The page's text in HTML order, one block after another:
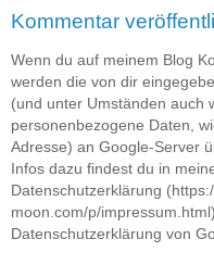
Kommentar
Wenn du auf meinem Blog
werden die von dir
(und unter Umständen auch
personenbezogene Daten,
Adresse) an Google-Server
Infos dazu findest du in
Datenschutzerklärung
moon.com/p/
Datenschutzerklärung von